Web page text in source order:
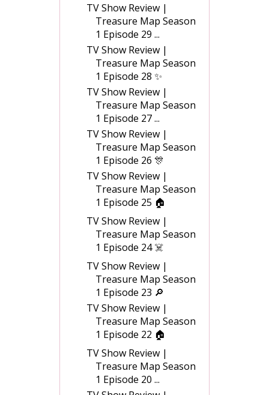
TV Show Review |
Treasure Map Season
1 Episode 29 ...
TV Show Review |
Treasure Map Season
1 Episode 28 ✨
TV Show Review |
Treasure Map Season
1 Episode 27 ...
TV Show Review |
Treasure Map Season
1 Episode 26 🎊
TV Show Review |
Treasure Map Season
1 Episode 25 🏠
TV Show Review |
Treasure Map Season
1 Episode 24 ☠️
TV Show Review |
Treasure Map Season
1 Episode 23 🔎
TV Show Review |
Treasure Map Season
1 Episode 22 🏠
TV Show Review |
Treasure Map Season
1 Episode 20 ...